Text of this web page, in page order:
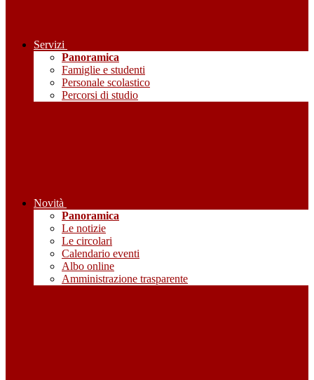
Servizi
Panoramica
Famiglie e studenti
Personale scolastico
Percorsi di studio
Novità
Panoramica
Le notizie
Le circolari
Calendario eventi
Albo online
Amministrazione trasparente